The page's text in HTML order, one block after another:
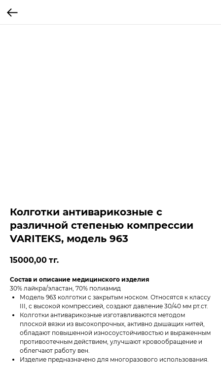
Колготки антиварикозные с
различной степенью компрессии
VARITEKS, модель 963
15000,00 тг.
Состав и описание медицинского изделия
30% лайкра/эластан, 70% полиамид
Модель 963 колготки с закрытым носком. Относятся к классу
III, с высокой компрессией, создают давление 30/40 мм рт.ст.
Колготки антиварикозные изготавливаются методом
плоской вязки из высокопрочных, активно дышащих нитей,
обладают повышенной износоустойчивостью и выраженным
противоотечным действием, улучшают кровообращение и
облегчают работу вен.
Изделие предназначено для многоразового использования.